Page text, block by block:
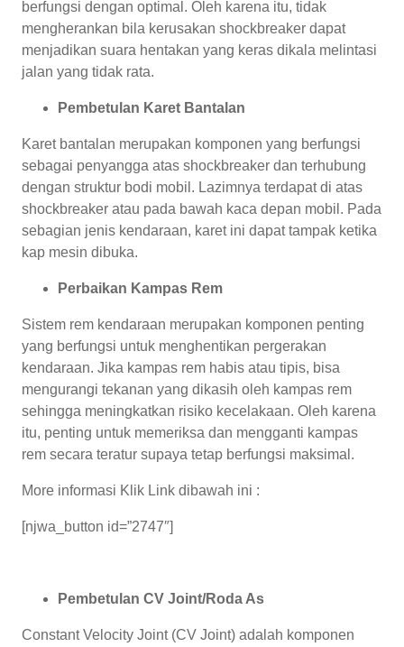
berfungsi dengan optimal. Oleh karena itu, tidak
mengherankan bila kerusakan shockbreaker dapat
menjadikan suara hentakan yang keras dikala melintasi
jalan yang tidak rata.
Pembetulan Karet Bantalan
Karet bantalan merupakan komponen yang berfungsi
sebagai penyangga atas shockbreaker dan terhubung
dengan struktur bodi mobil. Lazimnya terdapat di atas
shockbreaker atau pada bawah kaca depan mobil. Pada
sebagian jenis kendaraan, karet ini dapat tampak ketika
kap mesin dibuka.
Perbaikan Kampas Rem
Sistem rem kendaraan merupakan komponen penting
yang berfungsi untuk menghentikan pergerakan
kendaraan. Jika kampas rem habis atau tipis, bisa
mengurangi tekanan yang dikasih oleh kampas rem
sehingga meningkatkan risiko kecelakaan. Oleh karena
itu, penting untuk memeriksa dan mengganti kampas
rem secara teratur supaya tetap berfungsi maksimal.
More informasi Klik Link dibawah ini :
[njwa_button id=”2747″]
Pembetulan CV Joint/Roda As
Constant Velocity Joint (CV Joint) adalah komponen